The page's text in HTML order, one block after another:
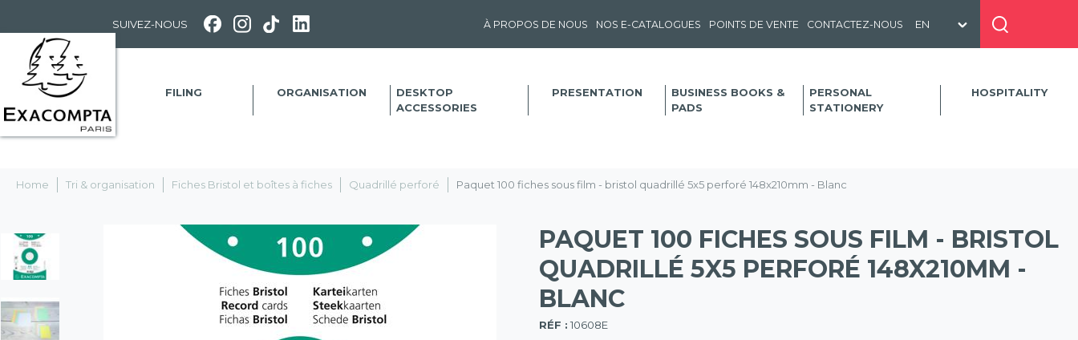
SUIVEZ-NOUS À PROPOS DE NOUS NOS E-CATALOGUES POINTS DE VENTE CONTACTEZ-NOUS
FILING ORGANISATION
DESKTOP
ACCESSORIES
PRESENTATION
BUSINESS BOOKS &
PADS
PERSONAL
STATIONERY
HOSPITALITY
Home Tri & organisation Fiches Bristol et boîtes à fiches Quadrillé perforé Paquet 100 fiches sous film - bristol quadrillé 5x5 perforé 148x210mm - Blanc
PAQUET 100 FICHES SOUS FILM - BRISTOL
QUADRILLÉ 5X5 PERFORÉ 148X210MM -
BLANC
RÉF : 10608E
(57)